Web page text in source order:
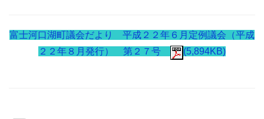
富士河口湖町議会だより 平成２２年６月定例議会（平成
２２年８月発行） 第２７号
(5,894KB)